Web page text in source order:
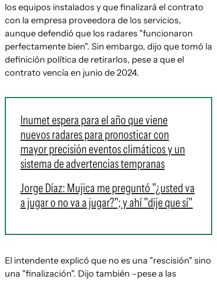
los equipos instalados y que finalizará el contrato
con la empresa proveedora de los servicios,
aunque defendió que los radares "funcionaron
perfectamente bien". Sin embargo, dijo que tomó la
definición política de retirarlos, pese a que el
contrato vencía en junio de 2024.
Inumet espera para el año que viene
nuevos radares para pronosticar con
mayor precisión eventos climáticos y un
sistema de advertencias tempranas
Jorge Díaz: Mujica me preguntó "¿usted va
a jugar o no va a jugar?"; y ahí "dije que sí"
El intendente explicó que no es una "rescisión" sino
una "finalización". Dijo también –pese a las